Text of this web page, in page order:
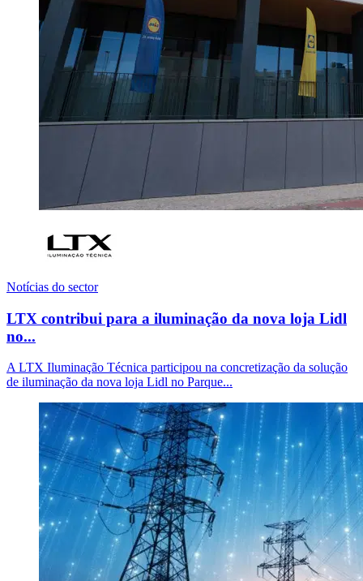
Notícias do sector
LTX contribui para a iluminação da nova loja Lidl
no...
A LTX Iluminação Técnica participou na concretização da solução
de iluminação da nova loja Lidl no Parque...